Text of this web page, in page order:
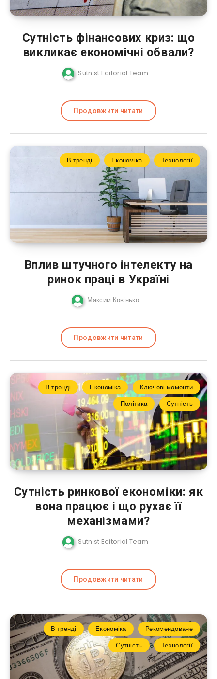
Сутність фінансових криз: що
викликає економічні обвали?
Sutnist Editorial Team
Продовжити читати
В тренді Економіка Технології
Вплив штучного інтелекту на
ринок праці в Україні
Максим Ковінько
Продовжити читати
В тренді Економіка
Ключові моменти
Політика
Сутність
Сутність ринкової економіки: як
вона працює і що рухає її
механізмами?
Sutnist Editorial Team
Продовжити читати
В тренді Економіка
Рекомендоване
Сутність
Технології